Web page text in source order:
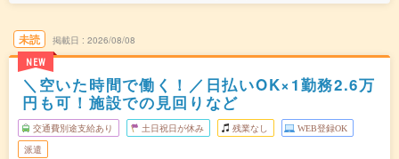
未読
NEW
掲載日 2026/08/08
＼空いた時間で働く！／日払いOK×1勤務2.6万
円も可！施設での見回りなど
交通費別途支給あり 土日祝日が休み 残業なし WEB登録OK
派遣